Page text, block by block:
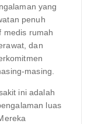
yang
penuh
medis rumah
dan
masing.
ini adalah
luas